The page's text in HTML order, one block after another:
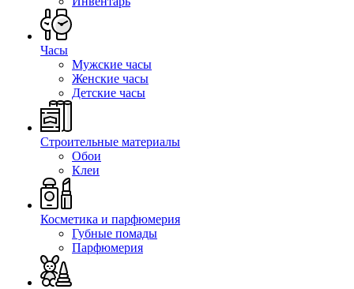
Часы
Мужские часы
Женские часы
Детские часы
Строительные материалы
Обои
Клеи
Косметика и парфюмерия
Губные помады
Парфюмерия